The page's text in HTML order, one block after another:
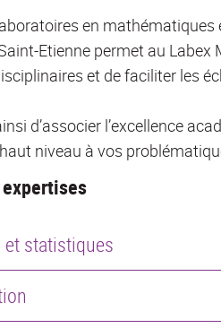
en
Etienne permet au Labex
et de faciliter les
d’associer l’excellence
niveau à vos
statistiques